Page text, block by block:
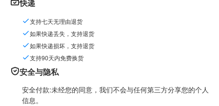
快递
支持七天无理由退货
如果快递丢失，支持退货
如果快递损坏，支持退货
支持90天内免费换货
安全与隐私
安全付款:未经您的同意，我们不会与任何第三方分享您的个人
信息。